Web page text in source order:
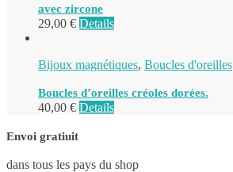
avec zircone
29,00 € Details
Bijoux magnétiques, Boucles d'oreilles
Boucles d’oreilles créoles dorées.
40,00 € Details
Envoi gratiuit
dans tous les pays du shop